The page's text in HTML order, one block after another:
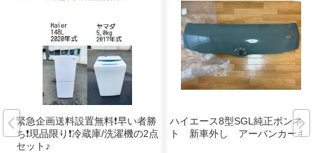
️緊急企画️送料設置無料❗️早い者勝
ち❗️現品限り❗️冷蔵庫/洗濯機の2点
セット♪
ハイエース8型SGL純正ボンネッ
ト 新車外し アーバンカーキ